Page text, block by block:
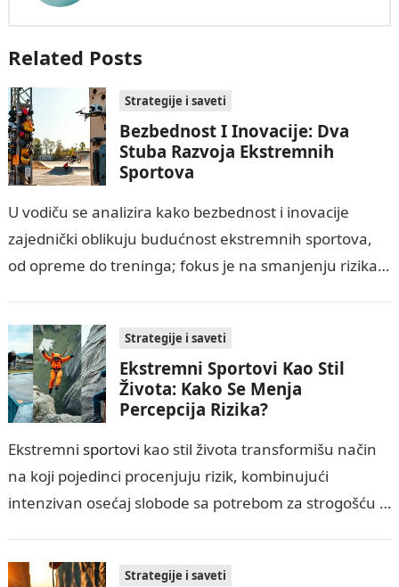
Related Posts
Strategije i saveti
Bezbednost I Inovacije: Dva
Stuba Razvoja Ekstremnih
Sportova
U vodiču se analizira kako bezbednost i inovacije
zajednički oblikuju budućnost ekstremnih sportova,
od opreme do treninga; fokus je na smanjenju rizika
Strategije i saveti
Ekstremni Sportovi Kao Stil
Života: Kako Se Menja
Percepcija Rizika?
Ekstremni sportovi kao stil života transformišu način
na koji pojedinci procenjuju rizik, kombinujući
intenzivan osećaj slobode sa potrebom za strogošću u
Strategije i saveti